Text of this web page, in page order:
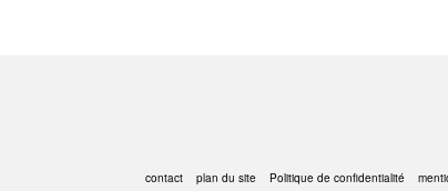
contact plan du site Politique de confidentialité